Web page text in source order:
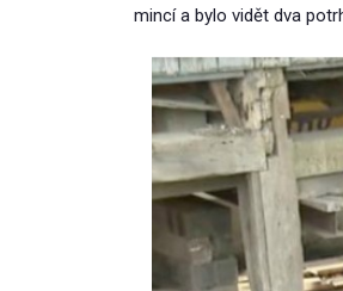
mincí a bylo vidět dva